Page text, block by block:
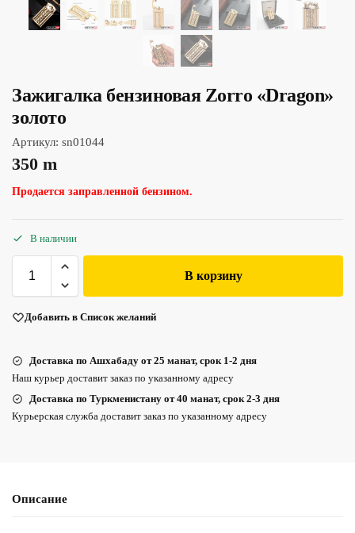
Зажигалка бензиновая Zorro «Dragon»
золото
Артикул: sn01044
350 m
Продается заправленной бензином.
В наличии
В корзину
Добавить в Список желаний
Доставка по Ашхабаду от 25 манат, срок 1-2 дня
Наш курьер доставит заказ по указанному адресу
Доставка по Туркменистану от 40 манат, срок 2-3 дня
Курьерская служба доставит заказ по указанному адресу
Описание